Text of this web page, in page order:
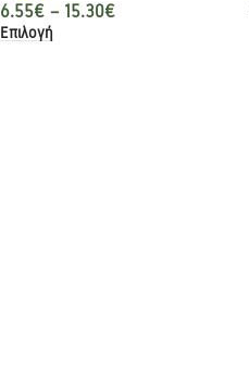
6.55€ – 15.30€
Επιλογή